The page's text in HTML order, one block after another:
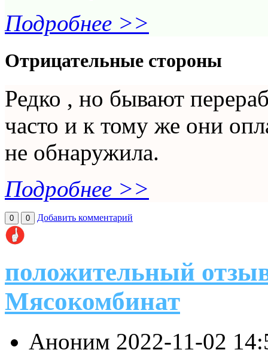
Подробнее >>
Отрицательные стороны
Редко , но бывают
часто и к тому же они
не обнаружила.
Подробнее >>
0 0 Добавить комментарий
положительный
Мясокомбинат
Аноним 2022-11-02